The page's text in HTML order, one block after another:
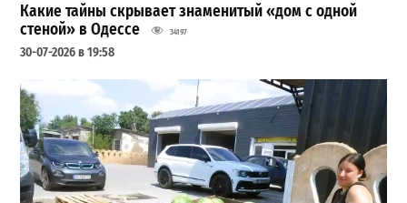
Какие тайны скрывает знаменитый «дом с одной
стеной» в Одессе
34197
30-07-2026 в 19:58